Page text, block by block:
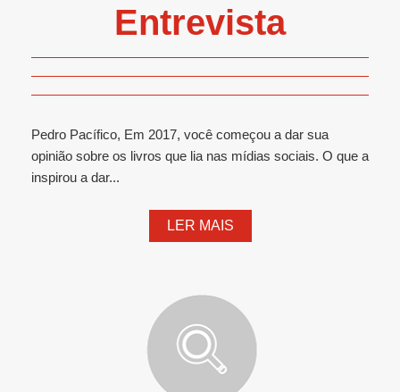
Entrevista
Pedro Pacífico, Em 2017, você começou a dar sua
opinião sobre os livros que lia nas mídias sociais. O que a
inspirou a dar...
LER MAIS